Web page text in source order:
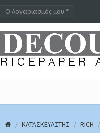
Ο Λογαριασμός μου
ΚΑΤΑΣΚΕΥΑΣΤΉΣ RICH